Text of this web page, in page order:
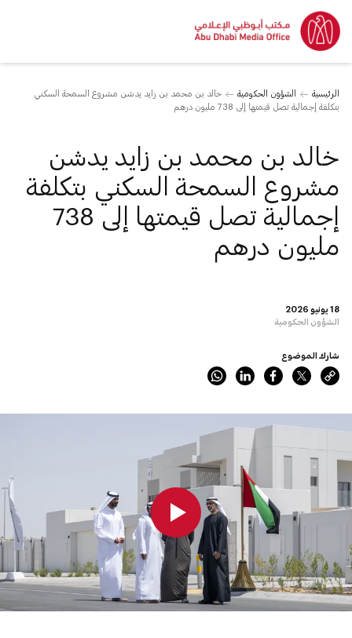
الرئيسية الشؤون الحكومية
خالد بن محمد بن زايد يدشن مشروع السمحة السكني
بتكلفة إجمالية تصل قيمتها إلى 738 مليون درهم
18 يونيو 2026
الشؤون الحكومية
0:00 0:00
خالد بن محمد بن زايد يدشن
مشروع السمحة السكني بتكلفة
إجمالية تصل قيمتها إلى 738
مليون درهم
شارك الموضوع